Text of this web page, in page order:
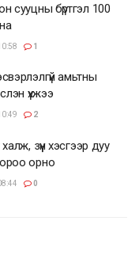
сууцны бүртгэл 100
1
амьтны
үхжээ
2
зүүн хэсгээр дуу
орно
0